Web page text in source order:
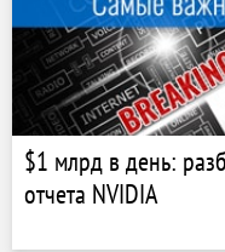
$1 млрд в день:
отчета NVIDIA